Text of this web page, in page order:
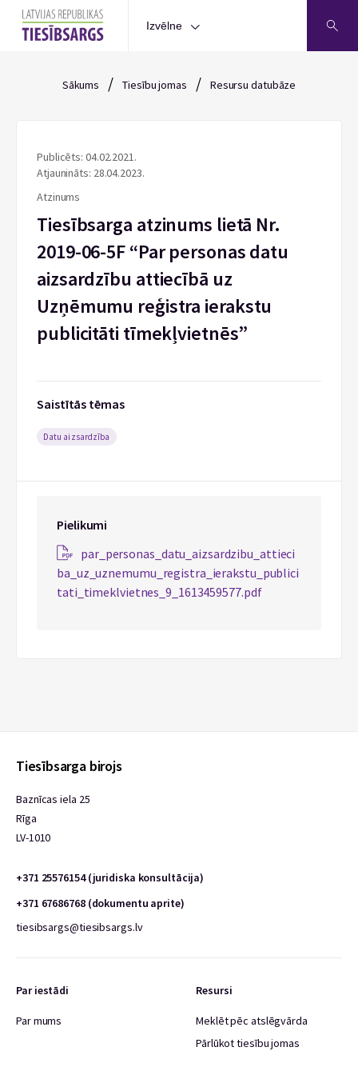
Izvēlne
Sākums / Tiesību jomas / Resursu datubāze
Publicēts: 04.02.2021.
Atjaunināts: 28.04.2023.
Atzinums
Tiesībsarga atzinums lietā Nr.
2019-06-5F “Par personas datu
aizsardzību attiecībā uz
Uzņēmumu reģistra ierakstu
publicitāti tīmekļvietnēs”
Saistītās tēmas
Datu aizsardzība
Pielikumi
par_personas_datu_aizsardzibu_attieci
ba_uz_uznemumu_registra_ierakstu_publici
tati_timeklvietnes_9_1613459577.pdf
Tiesībsarga birojs
Baznīcas iela 25
Rīga
LV-1010
+371 25576154 (juridiska konsultācija)
+371 67686768 (dokumentu aprite)
tiesibsargs@tiesibsargs.lv
Par iestādi
Par mums
Resursi
Meklēt pēc atslēgvārda
Pārlūkot tiesību jomas